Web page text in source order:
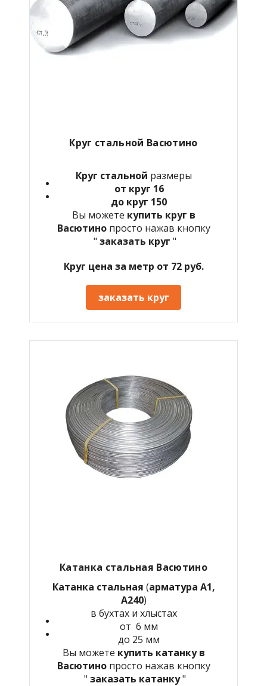
Круг стальной Васютино
Круг стальной размеры
от круг 16
до круг 150
Вы можете купить круг в
Васютино просто нажав кнопку
" заказать круг "
Круг цена за метр от 72 руб.
заказать круг
Катанка стальная Васютино
Катанка стальная (арматура А1,
А240)
в бухтах и хлыстах
от 6 мм
до 25 мм
Вы можете купить катанку в
Васютино просто нажав кнопку
" заказать катанку"